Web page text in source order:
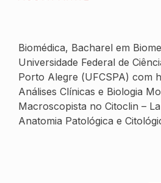
Biomédica, Bacharel em
Universidade Federal de
Porto Alegre (UFCSPA) com
Análises Clínicas e Biologia
Macroscopista no Citoclin –
Anatomia Patológica e